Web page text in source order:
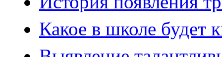
Какое в школе будет